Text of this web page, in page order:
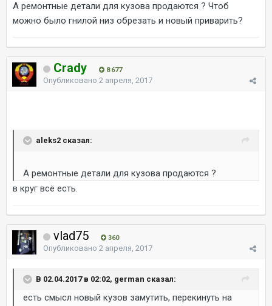
А ремонтные детали для кузова продаются ? Чтоб
можно было гнилой низ обрезать и новый приварить?
Crady 8 677
Опубликовано 2 апреля, 2017
aleks2 сказал:
А ремонтные детали для кузова продаются ?
в круг всё есть.
vlad75 360
Опубликовано 2 апреля, 2017
В 02.04.2017 в 02:02, german сказал:
есть смысл новый кузов замутить, перекинуть на